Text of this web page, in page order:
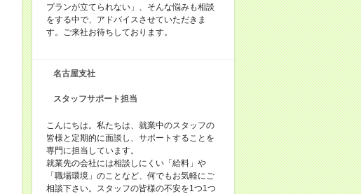
プランが立てられない」、そんな悩みも相談
をする中で、アドバイスさせていただきま
す。ご来社お待ちしております。
名古屋支社
スタッフサポート担当
こんにちは。私たちは、就業中のスタッフの
皆様と定期的に面談し、サポートすることを
専門に担当しています。
就業先の会社には相談しにくい「給料」や
「職場環境」のことなど、何でもお気軽にご
相談下さい。スタッフの皆様の不安を1つ1つ